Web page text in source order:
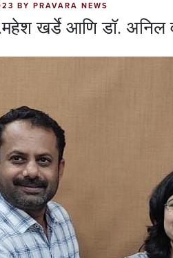
BY PRAVARA NEWS
खर्डे आणि डॉ. अनिल